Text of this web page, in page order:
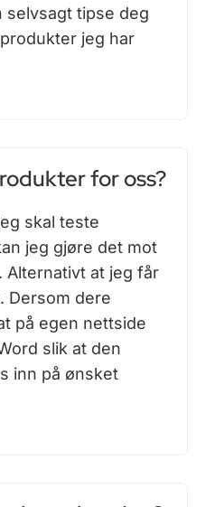
selvsagt tipse deg
jeg har
for oss?
skal teste
jeg gjøre det mot
Alternativt at jeg får
Dersom dere
på egen nettside
slik at den
inn på ønsket